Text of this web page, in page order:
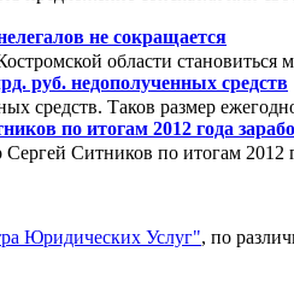
не сокращается
области становиться
руб. недополученных средств
средств. Таков размер
по итогам 2012 года
Сергей Ситников по итогам
Юридических Услуг", по